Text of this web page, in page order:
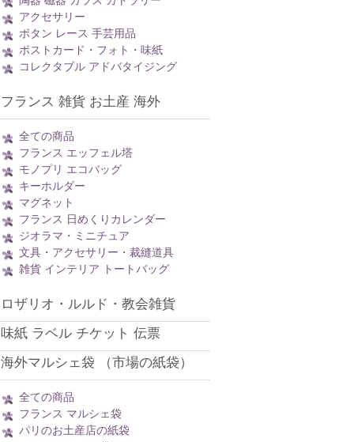
アクセサリー
ボタン レース 手芸用品
ポストカード・フォト・味紙
コレクタブル アドバタイジング
フランス 雑貨 お土産 海外
全ての商品
フランス エッフェル塔
モノプリ エコバッグ
キーホルダー
マグネット
フランス 日めくりカレンダー
ジオラマ・ミニチュア
文具・アクセサリー・裁縫道具
雑貨 インテリア トートバッグ
ロザリオ・ルルド・教会雑貨
味紙 ラベル チケット 伝票
海外マルシェ袋 （市場の紙袋）
全ての商品
フランス マルシェ袋
パリのお土産店の紙袋